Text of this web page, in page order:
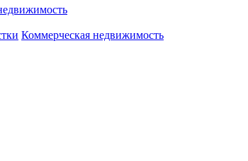
Коммерческая недвижимость